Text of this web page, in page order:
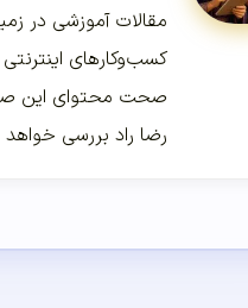
مقالات آموزشی در
کسب‌و‌کارهای
صحت محتوای این
رضا راد بررسی